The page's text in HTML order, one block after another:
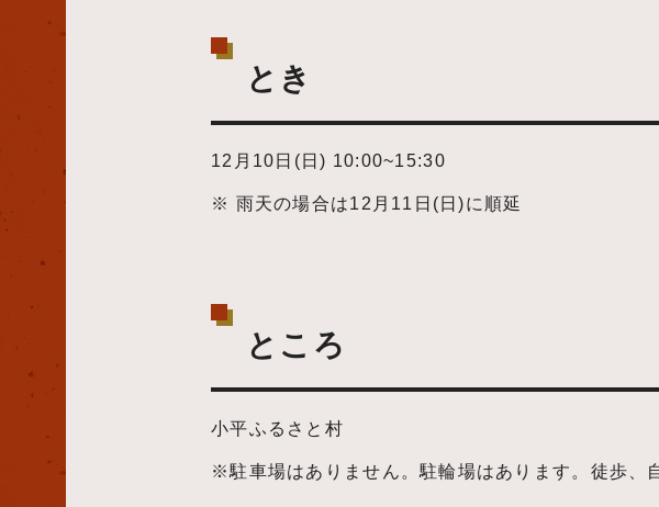
とき
12月10日(日) 10:00~15:30
※ 雨天の場合は12月11日(日)に順延
ところ
小平ふるさと村
※駐車場はありません。駐輪場はあります。徒歩、